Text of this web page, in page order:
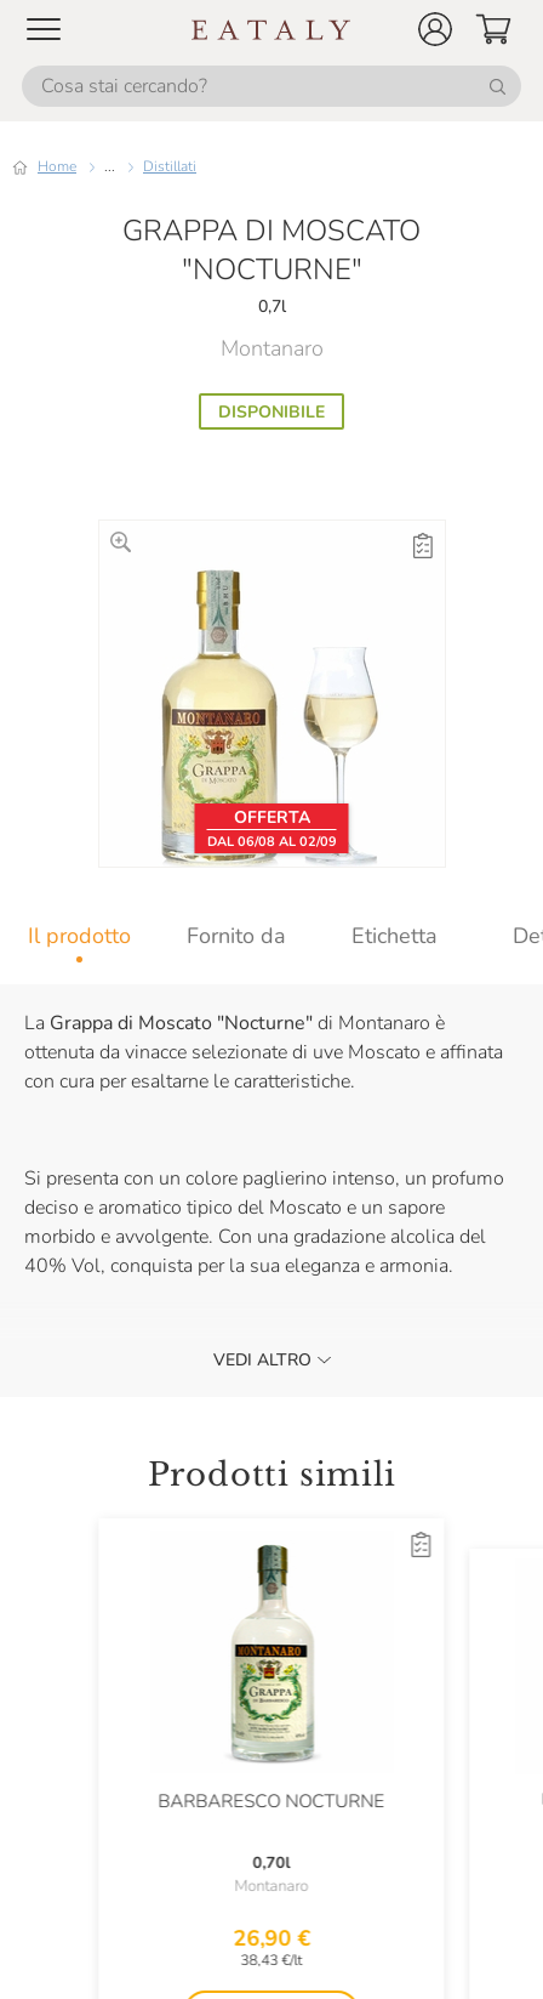
Home ... Distillati
GRAPPA DI MOSCATO
"NOCTURNE"
0,7l
Montanaro
DISPONIBILE
OFFERTA
DAL 06/08 AL 02/09
Il prodotto Fornito da Etichetta
La Grappa di Moscato "Nocturne"di Montanaro è
ottenuta da vinacce selezionate di uve Moscato e affinata
con cura per esaltarne le caratteristiche.
Si presenta con un colore paglierino intenso, un profumo
deciso e aromatico tipico del Moscato e un sapore
morbido e avvolgente. Con una gradazione alcolica del
40% Vol, conquista per la sua eleganza e armonia.
La Grappa di Moscato "Nocturne" di Montanaro è perfetta
VEDI ALTRO
Prodotti simili
BARBARESCO NOCTURNE
0,70l
Montanaro
26,90 €
38,43 €/lt